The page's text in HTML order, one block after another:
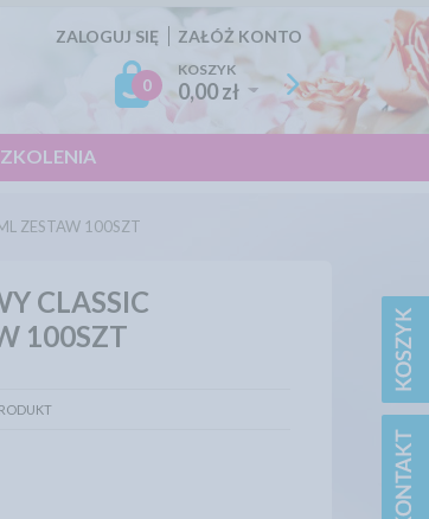
ZALOGUJ SIĘ ZAŁÓŻ KONTO
0
KOSZYK
0,00 zł
ZESTAW 100SZT
CLASSIC
100SZT